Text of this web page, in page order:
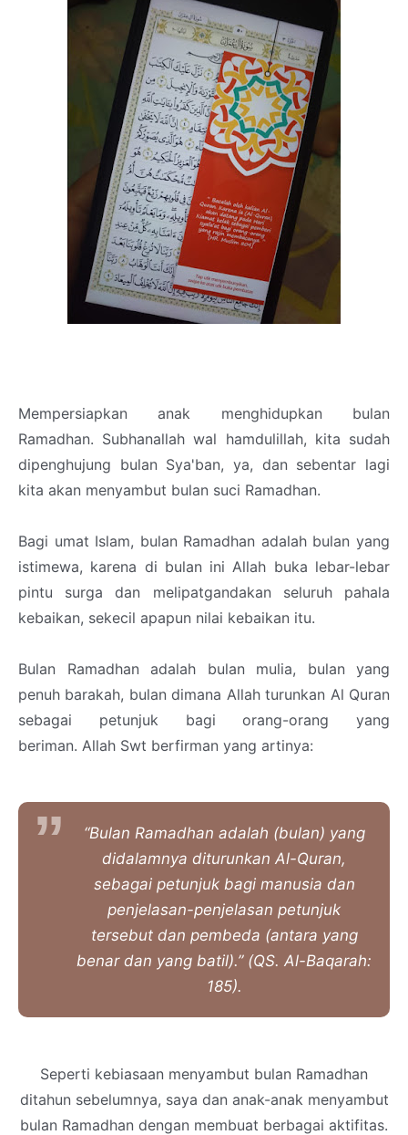
Mempersiapkan anak menghidupkan bulan
Ramadhan. Subhanallah wal hamdulillah, kita sudah
dipenghujung bulan Sya'ban, ya, dan sebentar lagi
kita akan menyambut bulan suci Ramadhan.
Bagi umat Islam, bulan Ramadhan adalah bulan yang
istimewa, karena di bulan ini Allah buka lebar-lebar
pintu surga dan melipatgandakan seluruh pahala
kebaikan, sekecil apapun nilai kebaikan itu.
Bulan Ramadhan adalah bulan mulia, bulan yang
penuh barakah, bulan dimana Allah turunkan Al Quran
sebagai petunjuk bagi orang-orang yang
beriman. Allah Swt berfirman yang artinya:
“Bulan Ramadhan adalah (bulan) yang
didalamnya diturunkan Al-Quran,
sebagai petunjuk bagi manusia dan
penjelasan-penjelasan petunjuk
tersebut dan pembeda (antara yang
benar dan yang batil).” (QS. Al-Baqarah:
185).
Seperti kebiasaan menyambut bulan Ramadhan
ditahun sebelumnya, saya dan anak-anak menyambut
bulan Ramadhan dengan membuat berbagai aktifitas.